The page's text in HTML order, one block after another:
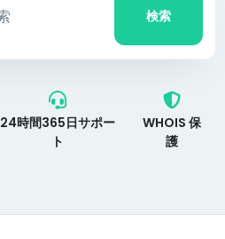
検索
24時間365日サポー
ト
WHOIS 保
護